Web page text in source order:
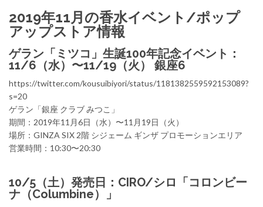
2019年11月の香水イベント/ポップ
アップストア情報
ゲラン「ミツコ」生誕100年記念イベント：
11/6（水）〜11/19（火） 銀座6
https://twitter.com/kousuibiyori/status/1181382559592153089?
s=20
ゲラン「銀座 クラブ みつこ」
期間：2019年11月6日（水）〜11月19日（火）
場所：GINZA SIX 2階 シジェーム ギンザ プロモーションエリア
営業時間：10:30〜20:30
10/5（土）発売日：CIRO/シロ「コロンビー
ナ（Columbine）」